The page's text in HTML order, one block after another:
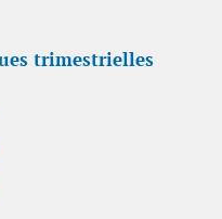
trimestrielles